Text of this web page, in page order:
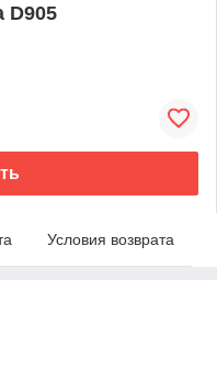
D905
Условия возврата